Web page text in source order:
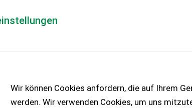
Wir können Cookies anfordern, die auf Ihrem
werden. Wir verwenden Cookies, um uns